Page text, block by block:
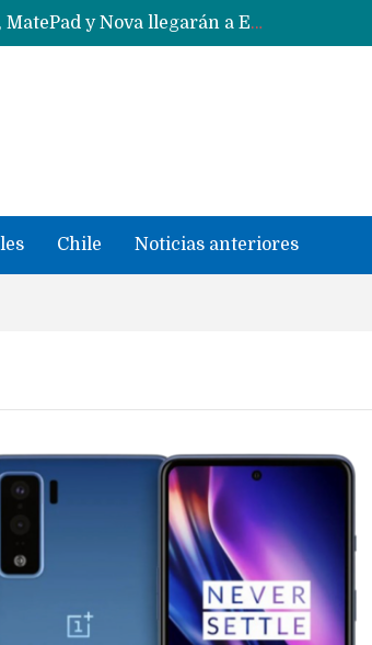
Solo China o Global: Cuáles Huawei MateBook, MatePad y Nova llegarán a Europa y LATAM?
Data Centers de Huawei en Chile, México, Brasil,Perú y Argentina podrían verse afectados por arremetida de EE.UU
Chile Noticias anteriores